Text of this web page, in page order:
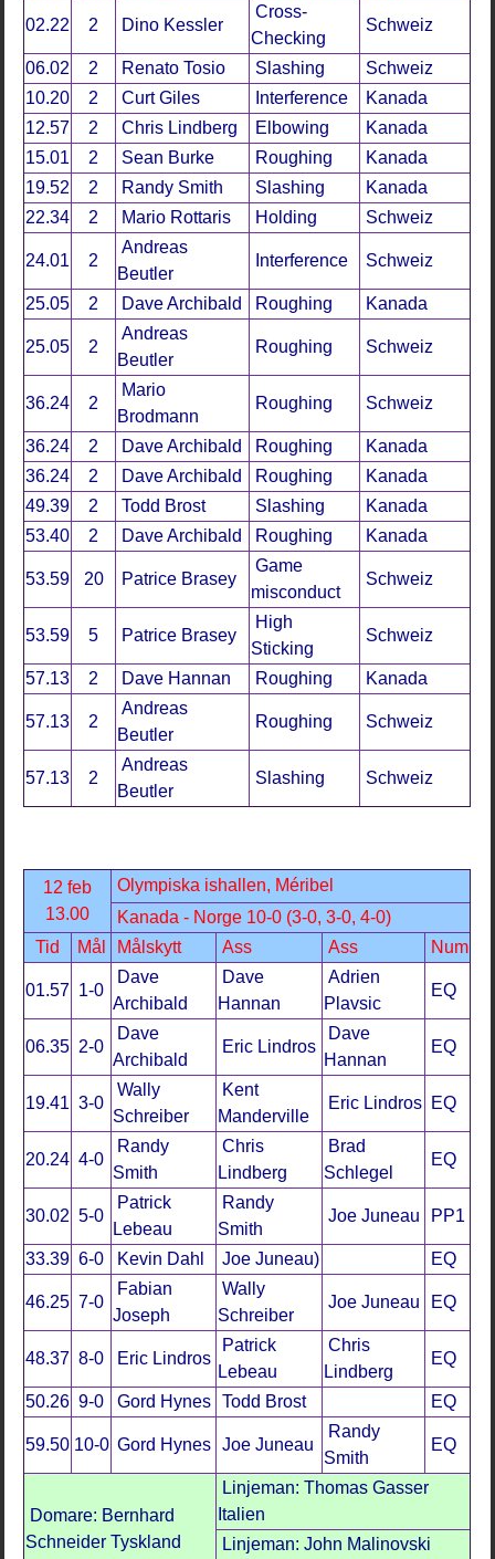
02.22 2 Dino Kessler
Cross-
Checking
Schweiz
06.02 2 Renato Tosio Slashing
Schweiz
10.20
2 Curt Giles Interference
Kanada
12.57
2 Chris Lindberg Elbowing
Kanada
15.01
2 Sean Burke Roughing
Kanada
19.52
2 Randy Smith Slashing
Kanada
22.34
2 Mario Rottaris Holding Schweiz
24.01 2
Andreas
Beutler
Interference Schweiz
25.05 2 Dave Archibald Roughing Kanada
25.05 2
Andreas
Beutler
Roughing Schweiz
36.24 2
Mario
Brodmann
Roughing Schweiz
36.24 2 Dave Archibald Roughing
Kanada
36.24
2 Dave Archibald Roughing
Kanada
49.39
2 Todd Brost Slashing
Kanada
53.40
2 Dave Archibald Roughing Kanada
53.59 20 Patrice Brasey
Game
misconduct
Schweiz
53.59 5 Patrice Brasey
High
Sticking
Schweiz
57.13 2 Dave Hannan Roughing Kanada
57.13 2
Andreas
Beutler
Roughing Schweiz
57.13 2
Andreas
Beutler
Slashing Schweiz
12 feb
13.00
Olympiska ishallen, Méribel
Kanada - Norge 10-0 (3-0, 3-0, 4-0)
Tid
Mål Målskytt Ass Ass Num
01.57 1-0
Dave
Archibald
Dave
Hannan
Adrien
Plavsic
EQ
06.35 2-0
Dave
Archibald
Eric Lindros
Dave
Hannan
EQ
19.41 3-0
Wally
Schreiber
Kent
Manderville
Eric Lindros EQ
20.24 4-0
Randy
Smith
Chris
Lindberg
Brad
Schlegel
EQ
30.02 5-0
Patrick
Lebeau
Randy
Smith
Joe Juneau PP1
33.39 6-0 Kevin Dahl Joe Juneau) EQ
46.25 7-0
Fabian
Joseph
Wally
Schreiber
Joe Juneau EQ
48.37 8-0 Eric Lindros
Patrick
Lebeau
Chris
Lindberg
EQ
50.26 9-0 Gord Hynes Todd Brost EQ
59.50 10-0 Gord Hynes Joe Juneau
Randy
Smith
EQ
Domare: Bernhard
Schneider Tyskland
Linjeman: Thomas Gasser
Italien
Linjeman: John Malinovski